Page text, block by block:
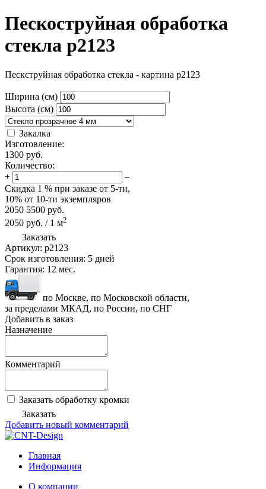
Пескоструйная обработка
стекла p2123
Пескструйная обработка стекла - картина p2123
Ширина (см)
Высота (см)
Закалка
Изготовление:
1300 руб.
Количество:
+
–
Скидка 1 % при заказе от 5-ти,
10% от 10-ти экземпляров
2050 5500 руб.
2050 руб. / 1 м2
Заказать
Артикул: p2123
Срок изготовления: 5 дней
Гарантия: 12 мес.
по Москве, по Московской области,
за пределами МКАД, по России, по СНГ
Добавить в заказ
Назначение
Комментарий
Заказать обработку кромки
Заказать
Добавить новый комментарий
Главная
Информация
О компании